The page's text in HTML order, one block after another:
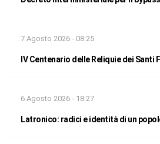
7 Agosto 2026 - 08:25
IV Centenario delle Reliquie dei Santi
6 Agosto 2026 - 18:27
Latronico: radici e identità di un